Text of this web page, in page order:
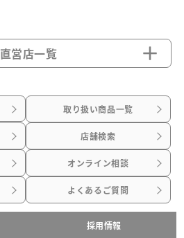
直営店一覧
取り扱い商品一覧
店舗検索
オンライン相談
よくあるご質問
採用情報